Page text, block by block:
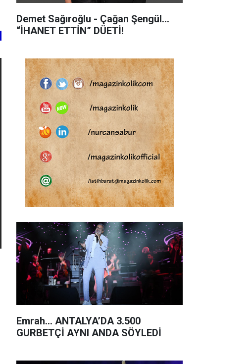
Demet Sağıroğlu - Çağan Şengül...
“İHANET ETTİN” DÜETİ!
Emrah… ANTALYA’DA 3.500
GURBETÇİ AYNI ANDA SÖYLEDİ